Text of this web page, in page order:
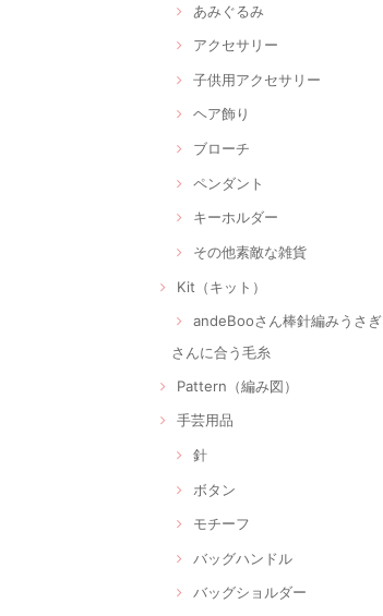
あみぐるみ
アクセサリー
子供用アクセサリー
ヘア飾り
ブローチ
ペンダント
キーホルダー
その他素敵な雑貨
Kit（キット）
andeBooさん棒針編みうさぎ
さんに合う毛糸
Pattern（編み図）
手芸用品
針
ボタン
モチーフ
バッグハンドル
バッグショルダー